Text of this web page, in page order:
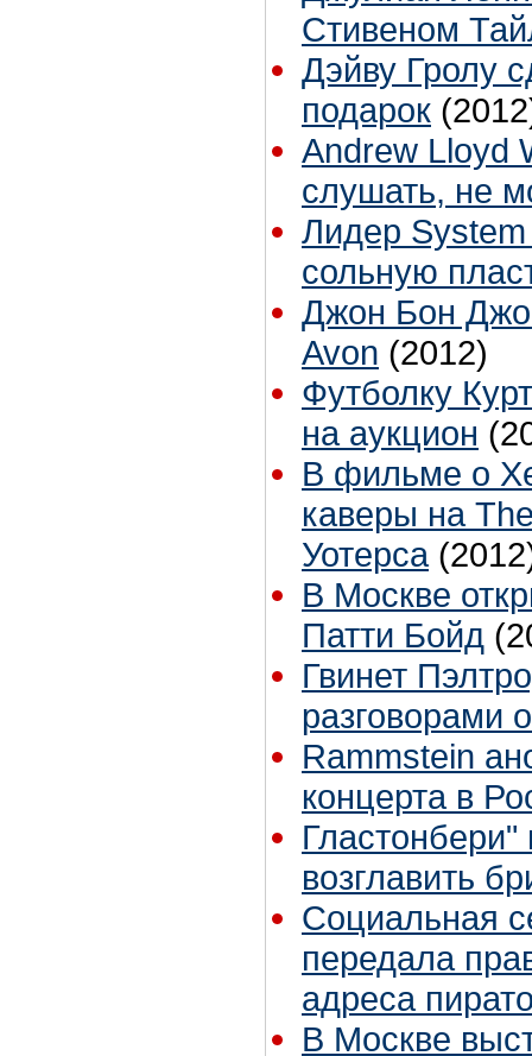
Стивеном
Дэйву Гролу
подарок
Andrew Lloyd
слушать, не
Лидер System
сольную
Джон Бон
Avon (2012)
Футболку
на аукцион
В фильме о
каверы на
Уотерса
В Москве
Патти Бойд
Гвинет
разговорами
Rammstein
концерта в
возглавить
Социальная
передала
адреса
В Москве